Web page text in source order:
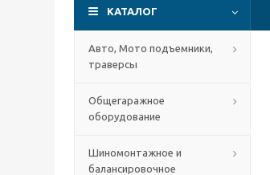
КАТАЛОГ
Авто, Мото подъемники,
траверсы
Общегаражное
оборудование
Шиномонтажное и
балансировочное